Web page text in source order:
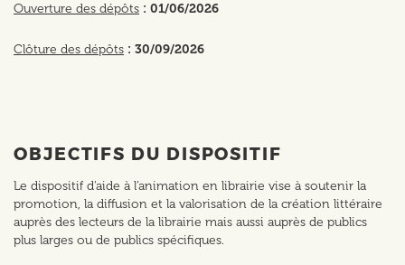
Ouverture des dépôts : 01/06/2026
Clôture des dépôts : 30/09/2026
OBJECTIFS DU DISPOSITIF
Le dispositif d'aide à l’animation en librairie vise à soutenir la
promotion, la diffusion et la valorisation de la création littéraire
auprès des lecteurs de la librairie mais aussi auprès de publics
plus larges ou de publics spécifiques.